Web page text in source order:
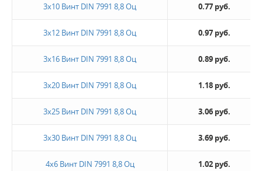
3х10 Винт DIN 7991 8,8 Оц 0.77 руб.
3х12 Винт DIN 7991 8,8 Оц 0.97 руб.
3х16 Винт DIN 7991 8,8 Оц 0.89 руб.
3х20 Винт DIN 7991 8,8 Оц 1.18 руб.
3х25 Винт DIN 7991 8,8 Оц 3.06 руб.
3х30 Винт DIN 7991 8,8 Оц 3.69 руб.
4х6 Винт DIN 7991 8,8 Оц 1.02 руб.